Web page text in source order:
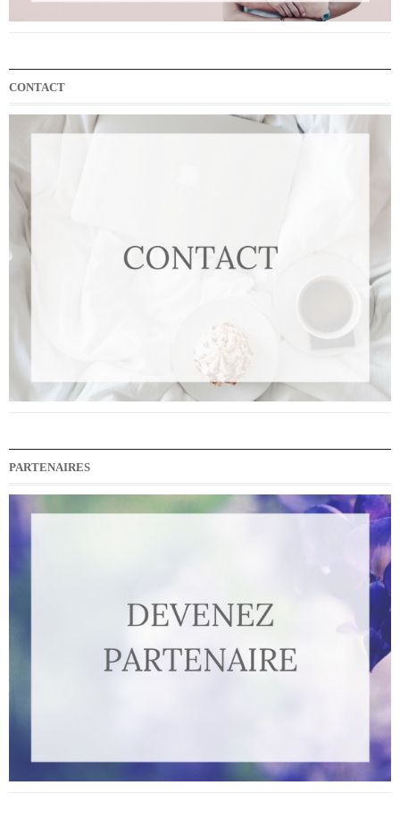
CONTACT
PARTENAIRES